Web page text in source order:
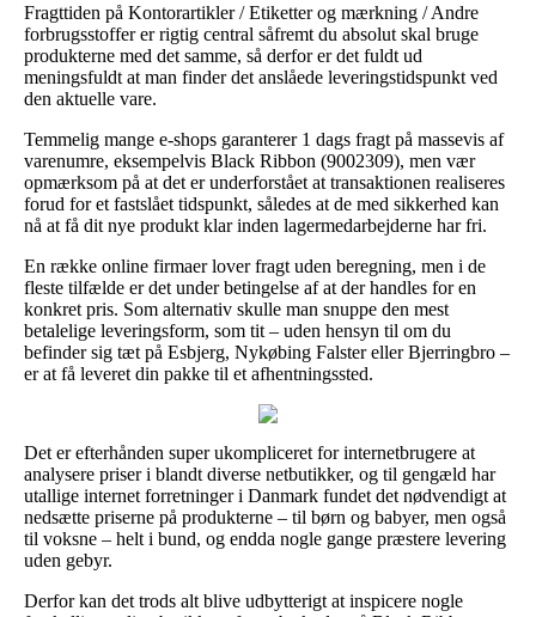
Fragttiden på Kontorartikler / Etiketter og mærkning / Andre
forbrugsstoffer er rigtig central såfremt du absolut skal bruge
produkterne med det samme, så derfor er det fuldt ud
meningsfuldt at man finder det anslåede leveringstidspunkt ved
den aktuelle vare.
Temmelig mange e-shops garanterer 1 dags fragt på massevis af
varenumre, eksempelvis Black Ribbon (9002309), men vær
opmærksom på at det er underforstået at transaktionen realiseres
forud for et fastslået tidspunkt, således at de med sikkerhed kan
nå at få dit nye produkt klar inden lagermedarbejderne har fri.
En række online firmaer lover fragt uden beregning, men i de
fleste tilfælde er det under betingelse af at der handles for en
konkret pris. Som alternativ skulle man snuppe den mest
betalelige leveringsform, som tit – uden hensyn til om du
befinder sig tæt på Esbjerg, Nykøbing Falster eller Bjerringbro –
er at få leveret din pakke til et afhentningssted.
Det er efterhånden super ukompliceret for internetbrugere at
analysere priser i blandt diverse netbutikker, og til gengæld har
utallige internet forretninger i Danmark fundet det nødvendigt at
nedsætte priserne på produkterne – til børn og babyer, men også
til voksne – helt i bund, og endda nogle gange præstere levering
uden gebyr.
Derfor kan det trods alt blive udbytterigt at inspicere nogle